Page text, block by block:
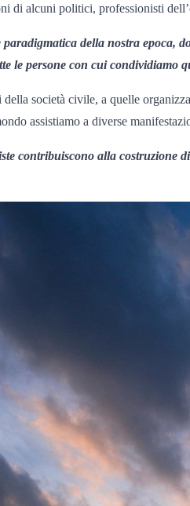
di alcuni politici, professionisti
paradigmatica della nostra
le persone con cui
società civile, a quelle
assistiamo a diverse
contribuiscono alla